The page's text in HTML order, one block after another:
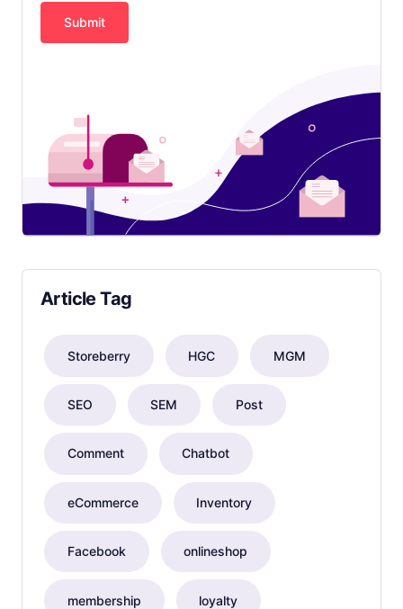
Submit
Article Tag
Storeberry HGC MGM
SEO SEM Post
Comment Chatbot
eCommerce Inventory
Facebook onlineshop
membership loyalty